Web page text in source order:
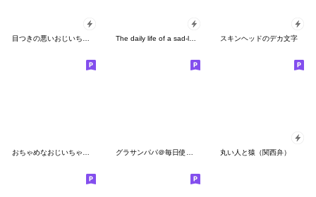
目つきの悪いおじいちゃん The daily life of a sad-looking old man スキンヘッドのデカ文字
丸い人と猿（関西弁）